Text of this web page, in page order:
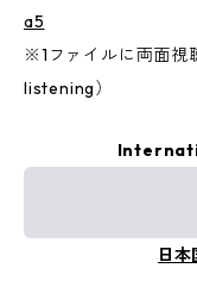
a5
※1ファイルに両面
listening）
日本